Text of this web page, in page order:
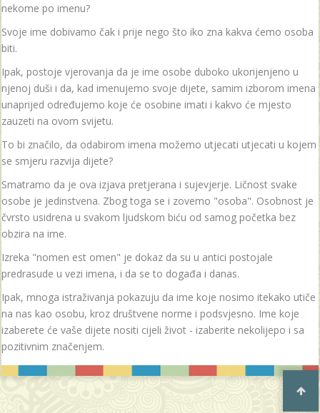
nekome po imenu?
Svoje ime dobivamo čak i prije nego što iko zna kakva ćemo osoba
biti.
Ipak, postoje vjerovanja da je ime osobe duboko ukorijenjeno u
njenoj duši i da, kad imenujemo svoje dijete, samim izborom imena
unaprijed određujemo koje će osobine imati i kakvo će mjesto
zauzeti na ovom svijetu.
To bi značilo, da odabirom imena možemo utjecati utjecati u kojem
se smjeru razvija dijete?
Smatramo da je ova izjava pretjerana i sujevjerje. Ličnost svake
osobe je jedinstvena. Zbog toga se i zovemo "osoba". Osobnost je
čvrsto usidrena u svakom ljudskom biću od samog početka bez
obzira na ime.
Izreka "nomen est omen" je dokaz da su u antici postojale
predrasude u vezi imena, i da se to događa i danas.
Ipak, mnoga istraživanja pokazuju da ime koje nosimo itekako utiče
na nas kao osobu, kroz društvene norme i podsvjesno. Ime koje
izaberete će vaše dijete nositi cijeli život - izaberite nekolijepo i sa
pozitivnim značenjem.